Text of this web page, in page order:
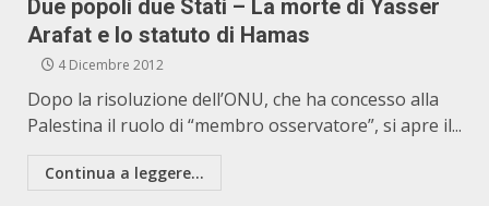
Due popoli due Stati – La morte di Yasser
Arafat e lo statuto di Hamas
4 Dicembre 2012
Dopo la risoluzione dell’ONU, che ha concesso alla
Palestina il ruolo di “membro osservatore”, si apre il...
Continua a leggere...